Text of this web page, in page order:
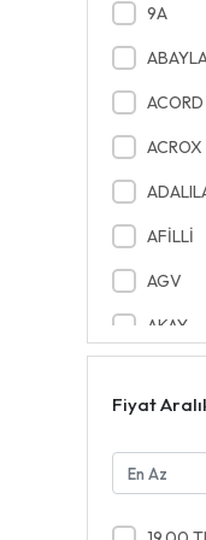
9A
ACORD
ACROX
AFİLLİ
AGV
AKAY
AKEL
AKFİX
Fiyat